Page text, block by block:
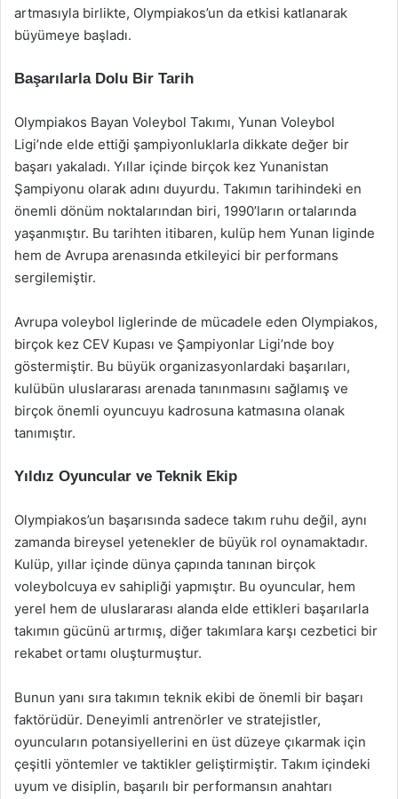
artmasıyla birlikte, Olympiakos’un da etkisi katlanarak
büyümeye başladı.
Başarılarla Dolu Bir Tarih
Olympiakos Bayan Voleybol Takımı, Yunan Voleybol
Ligi’nde elde ettiği şampiyonluklarla dikkate değer bir
başarı yakaladı. Yıllar içinde birçok kez Yunanistan
Şampiyonu olarak adını duyurdu. Takımın tarihindeki en
önemli dönüm noktalarından biri, 1990’ların ortalarında
yaşanmıştır. Bu tarihten itibaren, kulüp hem Yunan liginde
hem de Avrupa arenasında etkileyici bir performans
sergilemiştir.
Avrupa voleybol liglerinde de mücadele eden Olympiakos,
birçok kez CEV Kupası ve Şampiyonlar Ligi’nde boy
göstermiştir. Bu büyük organizasyonlardaki başarıları,
kulübün uluslararası arenada tanınmasını sağlamış ve
birçok önemli oyuncuyu kadrosuna katmasına olanak
tanımıştır.
Yıldız Oyuncular ve Teknik Ekip
Olympiakos’un başarısında sadece takım ruhu değil, aynı
zamanda bireysel yetenekler de büyük rol oynamaktadır.
Kulüp, yıllar içinde dünya çapında tanınan birçok
voleybolcuya ev sahipliği yapmıştır. Bu oyuncular, hem
yerel hem de uluslararası alanda elde ettikleri başarılarla
takımın gücünü artırmış, diğer takımlara karşı cezbetici bir
rekabet ortamı oluşturmuştur.
Bunun yanı sıra takımın teknik ekibi de önemli bir başarı
faktörüdür. Deneyimli antrenörler ve stratejistler,
oyuncuların potansiyellerini en üst düzeye çıkarmak için
çeşitli yöntemler ve taktikler geliştirmiştir. Takım içindeki
uyum ve disiplin, başarılı bir performansın anahtarı